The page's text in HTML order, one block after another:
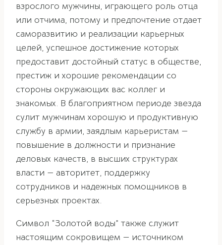
взрослого мужчины, играющего роль отца
или отчима, потому и предпочтение отдает
саморазвитию и реализации карьерных
целей, успешное достижение которых
предоставит достойный статус в обществе,
престиж и хорошие рекомендации со
стороны окружающих вас коллег и
знакомых. В благоприятном периоде звезда
сулит мужчинам хорошую и продуктивную
службу в армии, заядлым карьеристам —
повышение в должности и признание
деловых качеств, в высших структурах
власти — авторитет, поддержку
сотрудников и надежных помощников в
серьезных проектах.
Символ “Золотой воды” также служит
настоящим сокровищем — источником